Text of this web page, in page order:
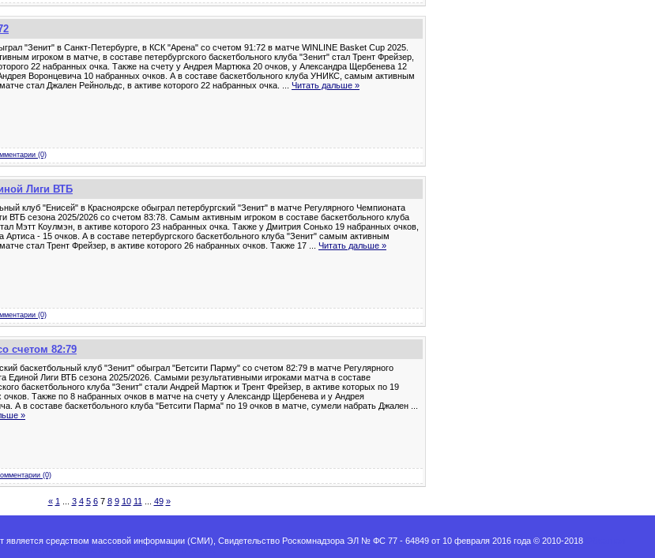
"Зенит" в Санкт-Петербурге, в КСК "Арена" со счетом 91:72 в матче WINLINE Basket Cup 2025.
игроком в матче, в составе петербургского баскетбольного клуба "Зенит" стал Трент Фрейзер,
22 набранных очка. Также на счету у Андрея Мартюка 20 очков, у Александра Щербенева 12
Воронцевича 10 набранных очков. А в составе баскетбольного клуба УНИКС, самым активным
стал Джален Рейнольдс, в активе которого 22 набранных очка.
Читать дальше »
(0)
Лиги ВТБ
клуб "Енисей" в Красноярске обыграл петербургский "Зенит" в матче Регулярного Чемпионата
ВТБ сезона 2025/2026 со счетом 83:78. Самым активным игроком в составе баскетбольного клуба
Мэтт Коулмэн, в активе которого 23 набранных очка. Также у Дмитрия Сонько 19 набранных очков,
Артиса - 15 очков. А в составе петербургского баскетбольного клуба "Зенит" самым активным
стал Трент Фрейзер, в активе которого 26 набранных очков. Также 17
Читать дальше »
(0)
счетом 82:79
баскетбольный клуб "Зенит" обыграл "Бетсити Парму" со счетом 82:79 в матче Регулярного
Единой Лиги ВТБ сезона 2025/2026. Самыми результативными игроками матча в составе
баскетбольного клуба "Зенит" стали Андрей Мартюк и Трент Фрейзер, в активе которых по 19
очков. Также по 8 набранных очков в матче на счету у Александр Щербенева и у Андрея
А в составе баскетбольного клуба "Бетсити Парма" по 19 очков в матче, сумели набрать Джален
»
(0)
« 1 3 4 5 6 7 8 9 10 11 49 »
является средством массовой информации (СМИ), Свидетельство Роскомнадзора ЭЛ № ФС 77 - 64849 от 10 февраля 2016 года © 2010-2018